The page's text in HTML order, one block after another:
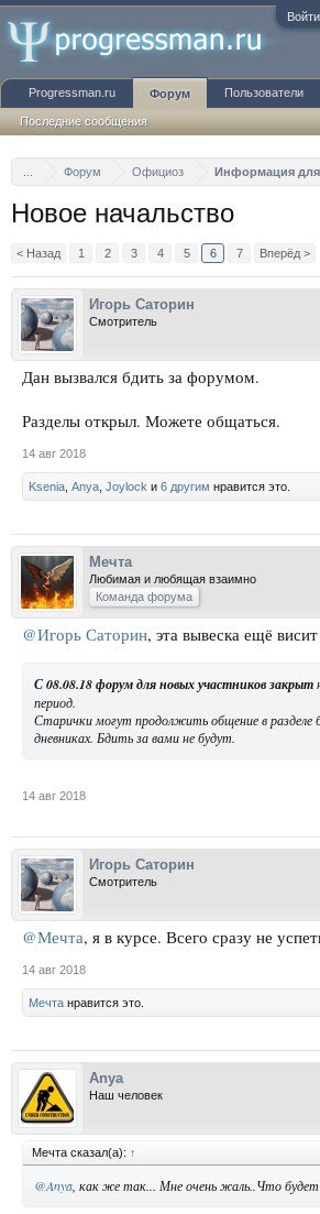
Форум Официоз Информация для
Новое начальство
< Назад 1 2 3 4 5 6 7 Вперёд >
Игорь Саторин
Смотритель
Дан вызвался бдить за форумом.
Разделы открыл. Можете общаться.
14 авг 2018
Ksenia Anya Joylock и 6 другим нравится это.
Мечта
Любимая и любящая взаимно
Команда форума
@Игорь Саторин, эта вывеска ещё висит
С 08.08.18 форум для новых участников закрыт
период.
Старички могут продолжить общение в разделе
дневниках. Бдить за вами не будут.
14 авг 2018
Игорь Саторин
Смотритель
@Мечта, я в курсе. Всего сразу не
14 авг 2018
Мечта нравится это.
Anya
Наш человек
Мечта сказал(а): ↑
@Anya, как же так... Мне очень жаль..Что
Progressman.ru Форум
Последние сообщения
Пользователи